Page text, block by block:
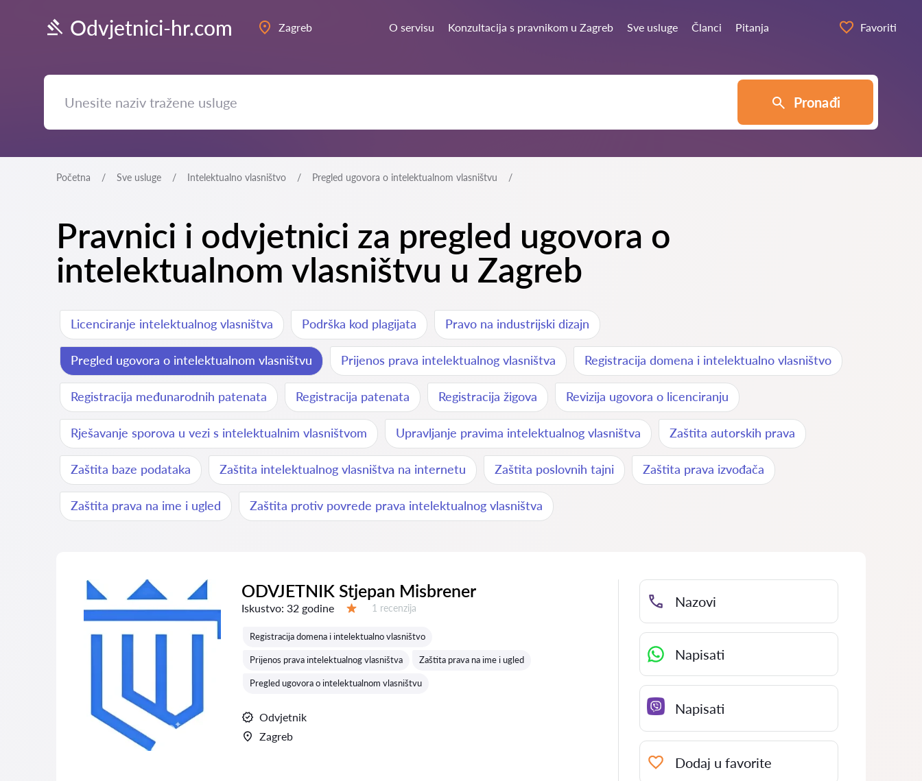
Odvjetnici-hr.com Zagreb O servisu Konzultacija s pravnikom u Zagreb Sve usluge Članci Pitanja Favoriti
Pronađi
Početna Sve usluge Intelektualno vlasništvo Pregled ugovora o intelektualnom vlasništvu
Pravnici i odvjetnici za pregled ugovora o
intelektualnom vlasništvu u Zagreb
Licenciranje intelektualnog vlasništva Podrška kod plagijata Pravo na industrijski dizajn
Pregled ugovora o intelektualnom vlasništvu Prijenos prava intelektualnog vlasništva Registracija domena i intelektualno vlasništvo
Registracija međunarodnih patenata Registracija patenata Registracija žigova Revizija ugovora o licenciranju
Rješavanje sporova u vezi s intelektualnim vlasništvom Upravljanje pravima intelektualnog vlasništva Zaštita autorskih prava
Zaštita baze podataka Zaštita intelektualnog vlasništva na internetu Zaštita poslovnih tajni Zaštita prava izvođača
Zaštita prava na ime i ugled Zaštita protiv povrede prava intelektualnog vlasništva
ODVJETNIK Stjepan Misbrener
Iskustvo: 32 godine Recenzija:
1 recenzija
Registracija domena i intelektualno vlasništvo
Prijenos prava intelektualnog vlasništva Zaštita prava na ime i ugled
Pregled ugovora o intelektualnom vlasništvu
Odvjetnik
Zagreb
Nazovi
Napisati
Napisati
Dodaj u favorite